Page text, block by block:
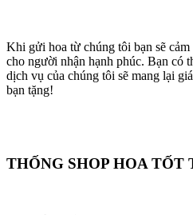
Khi gửi hoa từ chúng tôi bạn sẽ
cho người nhận hạnh phúc. Bạn có
dịch vụ của chúng tôi sẽ mang lại
bạn tặng!
THỐNG SHOP HOA TỐT